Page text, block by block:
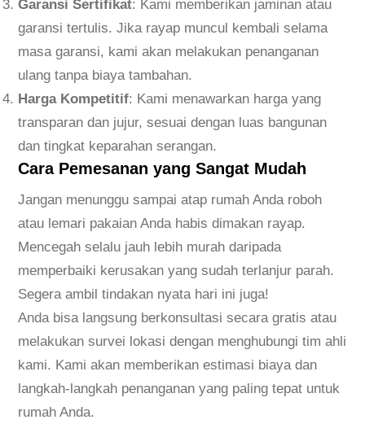
Garansi Sertifikat: Kami memberikan jaminan atau
garansi tertulis. Jika rayap muncul kembali selama
masa garansi, kami akan melakukan penanganan
ulang tanpa biaya tambahan.
Harga Kompetitif: Kami menawarkan harga yang
transparan dan jujur, sesuai dengan luas bangunan
dan tingkat keparahan serangan.
Cara Pemesanan yang Sangat Mudah
Jangan menunggu sampai atap rumah Anda roboh
atau lemari pakaian Anda habis dimakan rayap.
Mencegah selalu jauh lebih murah daripada
memperbaiki kerusakan yang sudah terlanjur parah.
Segera ambil tindakan nyata hari ini juga!
Anda bisa langsung berkonsultasi secara gratis atau
melakukan survei lokasi dengan menghubungi tim ahli
kami. Kami akan memberikan estimasi biaya dan
langkah-langkah penanganan yang paling tepat untuk
rumah Anda.